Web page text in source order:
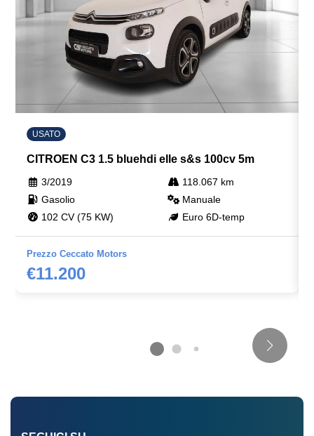
USATO
CITROEN C3 1.5 bluehdi elle s&s 100cv 5m
3/2019
118.067 km
Gasolio
Manuale
102 CV (75 KW)
Euro 6D-temp
Prezzo Ceccato Motors
€11.200